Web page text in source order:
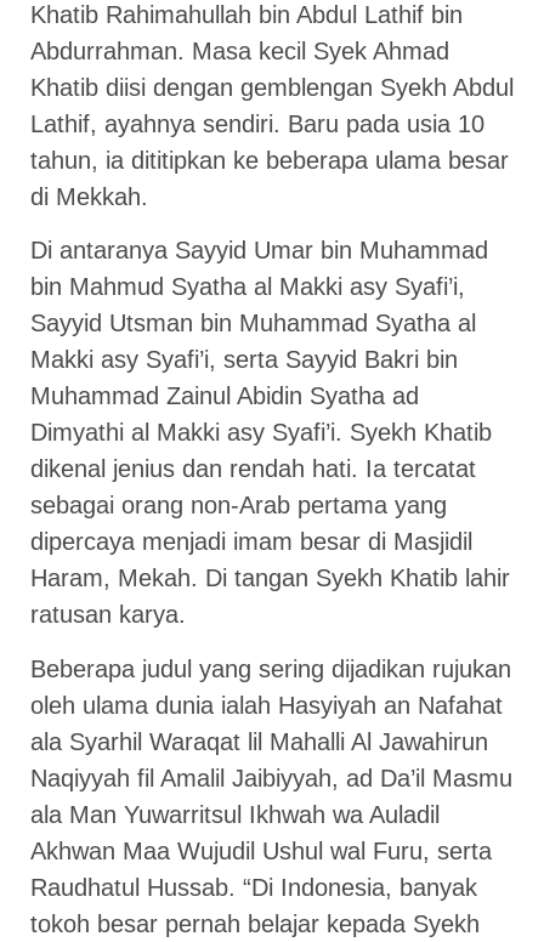
Khatib Rahimahullah bin Abdul Lathif bin
Abdurrahman. Masa kecil Syek Ahmad
Khatib diisi dengan gemblengan Syekh Abdul
Lathif, ayahnya sendiri. Baru pada usia 10
tahun, ia dititipkan ke beberapa ulama besar
di Mekkah.
Di antaranya Sayyid Umar bin Muhammad
bin Mahmud Syatha al Makki asy Syafi’i,
Sayyid Utsman bin Muhammad Syatha al
Makki asy Syafi’i, serta Sayyid Bakri bin
Muhammad Zainul Abidin Syatha ad
Dimyathi al Makki asy Syafi’i. Syekh Khatib
dikenal jenius dan rendah hati. Ia tercatat
sebagai orang non-Arab pertama yang
dipercaya menjadi imam besar di Masjidil
Haram, Mekah. Di tangan Syekh Khatib lahir
ratusan karya.
Beberapa judul yang sering dijadikan rujukan
oleh ulama dunia ialah Hasyiyah an Nafahat
ala Syarhil Waraqat lil Mahalli Al Jawahirun
Naqiyyah fil Amalil Jaibiyyah, ad Da’il Masmu
ala Man Yuwarritsul Ikhwah wa Auladil
Akhwan Maa Wujudil Ushul wal Furu, serta
Raudhatul Hussab. “Di Indonesia, banyak
tokoh besar pernah belajar kepada Syekh